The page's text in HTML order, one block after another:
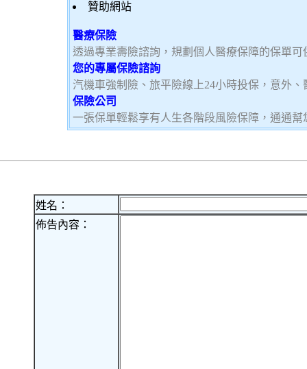
贊助網站
醫療保險
透過專業壽險諮詢，規劃個人醫療保障的保單可
您的專屬保險諮詢
汽機車強制險、旅平險線上24小時投保，意外
保險公司
一張保單輕鬆享有人生各階段風險保障，通通幫
姓名：
佈告內容：